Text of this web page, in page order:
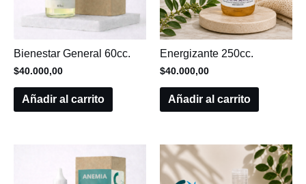
Bienestar General 60cc.
$40.000,00
Añadir al carrito
Energizante 250cc.
$40.000,00
Añadir al carrito